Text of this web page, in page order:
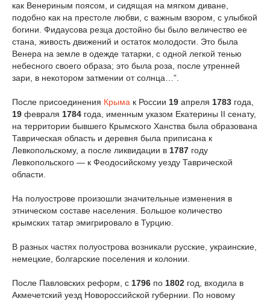
как Венериным поясом, и сидящая на мягком диване,
подобно как на престоле любви, с важным взором, с улыбкой
богини. Фидаусова резца достойно бы было величество ее
стана, живость движений и остаток молодости. Это была
Венера на земле в одежде татарки, с одной легкой тенью
небесного своего образа; это была роза, после утренней
зари, в некотором затмении от солнца…”.
После присоединения Крыма к России 19 апреля 1783 года,
19 февраля 1784 года, именным указом Екатерины II сенату,
на территории бывшего Крымского Ханства была образована
Таврическая область и деревня была приписана к
Левкопольскому, а после ликвидации в 1787 году
Левкопольского — к Феодосийскому уезду Таврической
области.
На полуострове произошли значительные изменения в
этническом составе населения. Большое количество
крымских татар эмигрировало в Турцию.
В разных частях полуострова возникали русские, украинские,
немецкие, болгарские поселения и колонии.
После Павловских реформ, с 1796 по 1802 год, входила в
Акмечетский уезд Новороссийской губернии. По новому